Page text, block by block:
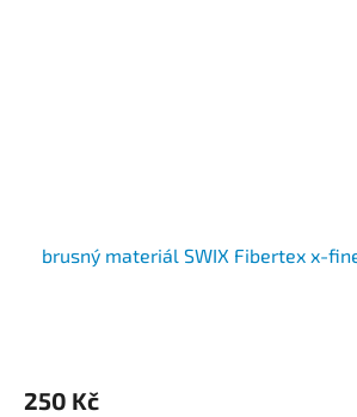
brusný materiál SWIX Fibertex x-
250 Kč